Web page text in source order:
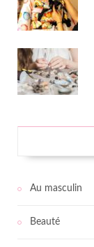
Au masculin
Beauté